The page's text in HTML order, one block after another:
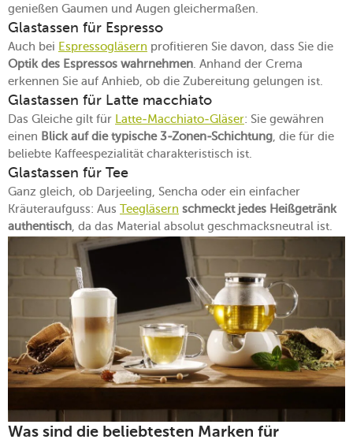
genießen Gaumen und Augen gleichermaßen.
Glastassen für Espresso
Auch bei Espressogläsern profitieren Sie davon, dass Sie die
Optik des Espressos wahrnehmen. Anhand der Crema
erkennen Sie auf Anhieb, ob die Zubereitung gelungen ist.
Glastassen für Latte macchiato
Das Gleiche gilt für Latte-Macchiato-Gläser: Sie gewähren
einen Blick auf die typische 3-Zonen-Schichtung, die für die
beliebte Kaffeespezialität charakteristisch ist.
Glastassen für Tee
Ganz gleich, ob Darjeeling, Sencha oder ein einfacher
Kräuteraufguss: Aus Teegläsern schmeckt jedes Heißgetränk
authentisch, da das Material absolut geschmacksneutral ist.
Was sind die beliebtesten Marken für